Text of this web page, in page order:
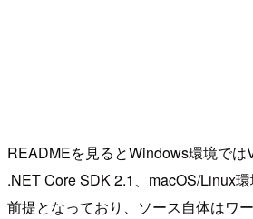
READMEを見るとWindows環境で
.NET Core SDK 2.1、macOS/Linux
前提となっており、ソース自体はワ